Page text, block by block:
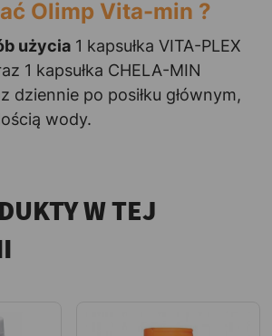
Olimp Vita-min ?
użycia 1 kapsułka VITA-PLEX
1 kapsułka CHELA-MIN
dziennie po posiłku głównym,
wody.
W TEJ